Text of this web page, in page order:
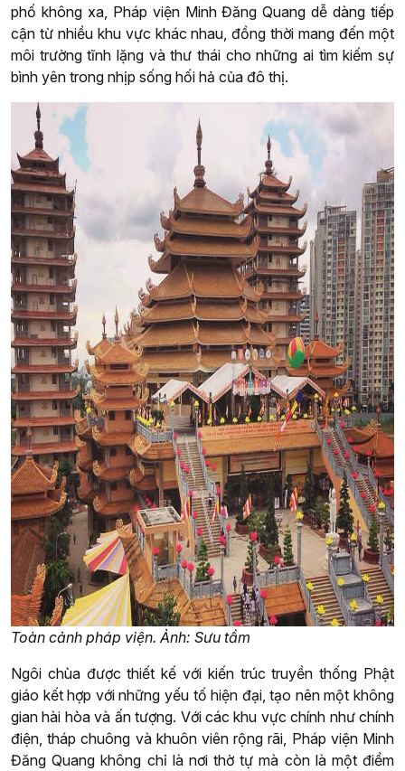
phố không xa, Pháp viện Minh Đăng Quang dễ dàng tiếp
cận từ nhiều khu vực khác nhau, đồng thời mang đến một
môi trường tĩnh lặng và thư thái cho những ai tìm kiếm sự
bình yên trong nhịp sống hối hả của đô thị.
Toàn cảnh pháp viện. Ảnh: Sưu tầm
Ngôi chùa được thiết kế với kiến trúc truyền thống Phật
giáo kết hợp với những yếu tố hiện đại, tạo nên một không
gian hài hòa và ấn tượng. Với các khu vực chính như chính
điện, tháp chuông và khuôn viên rộng rãi, Pháp viện Minh
Đăng Quang không chỉ là nơi thờ tự mà còn là một điểm